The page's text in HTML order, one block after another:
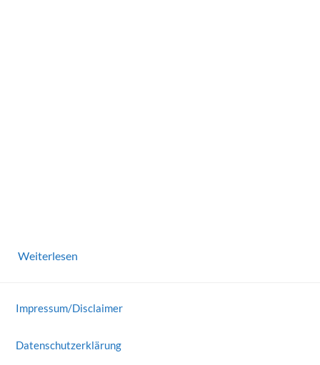
Weiterlesen
Impressum/Disclaimer
Datenschutzerklärung